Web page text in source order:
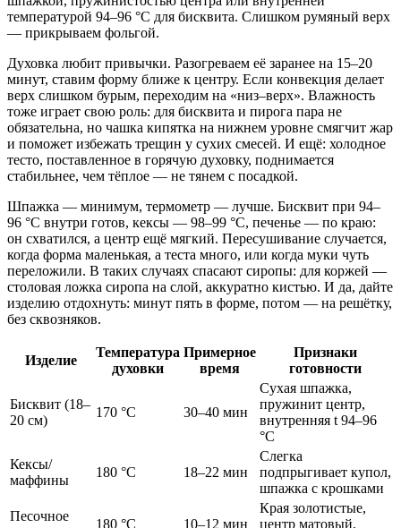
температурой 94–96 °C для бисквита. Слишком румяный верх
— прикрываем фольгой.
Духовка любит привычки. Разогреваем её заранее на 15–20
минут, ставим форму ближе к центру. Если конвекция делает
верх слишком бурым, переходим на «низ–верх». Влажность
тоже играет свою роль: для бисквита и пирога пара не
обязательна, но чашка кипятка на нижнем уровне смягчит жар
и поможет избежать трещин у сухих смесей. И ещё: холодное
тесто, поставленное в горячую духовку, поднимается
стабильнее, чем тёплое — не тянем с посадкой.
Шпажка — минимум, термометр — лучше. Бисквит при 94–
96 °C внутри готов, кексы — 98–99 °C, печенье — по краю:
он схватился, а центр ещё мягкий. Пересушивание случается,
когда форма маленькая, а теста много, или когда муки чуть
переложили. В таких случаях спасают сиропы: для коржей —
столовая ложка сиропа на слой, аккуратно кистью. И да, дайте
изделию отдохнуть: минут пять в форме, потом — на решётку,
без сквозняков.
Изделие
Температура
духовки
Примерное
время
Признаки
готовности
Бисквит (18–
20 см)
170 °C 30–40 мин
Сухая шпажка,
пружинит центр,
внутренняя t 94–96
°C
Кексы/
маффины
180 °C 18–22 мин
Слегка
подпрыгивает купол,
шпажка с крошками
Песочное
180 °C 10–12 мин
Края золотистые,
центр матовый,